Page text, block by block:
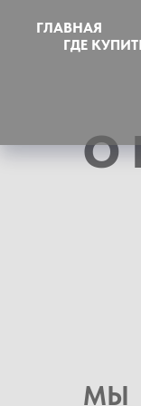
ГЛАВНАЯ
ГДЕ
МЫ
О